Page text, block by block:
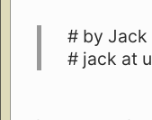
# by Jack
# jack at